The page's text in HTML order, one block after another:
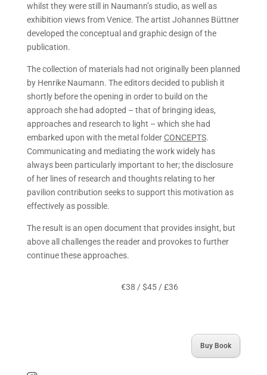
whilst they were still in Naumann’s studio, as well as
exhibition views from Venice. The artist Johannes Büttner
developed the conceptual and graphic design of the
publication.
The collection of materials had not originally been planned
by Henrike Naumann. The editors decided to publish it
shortly before the opening in order to build on the
approach she had adopted – that of bringing ideas,
approaches and research to light – which she had
embarked upon with the metal folderCONCEPTS.
Communicating and mediating the work widely has
always been particularly important to her; the disclosure
of her lines of research and thoughts relating to her
pavilion contribution seeks to support this motivation as
effectively as possible.
The result is an open document that provides insight, but
above all challenges the reader and provokes to further
continue these approaches.
€38 / $45 / £36
Buy Book